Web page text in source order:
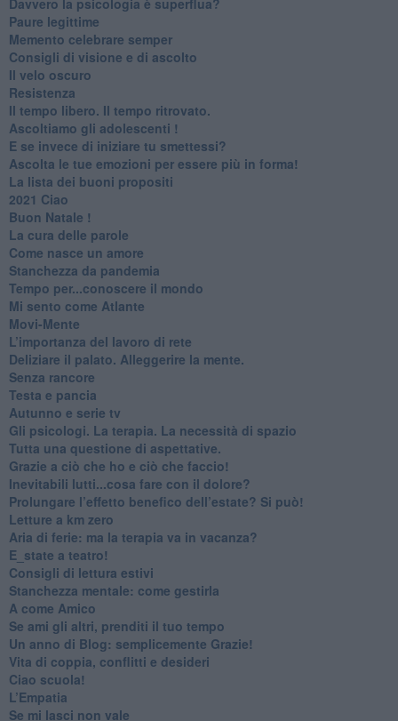
Paure legittime
​Memento celebrare semper
​Consigli di visione e di ascolto
​Il velo oscuro
Resistenza
​Il tempo libero. Il tempo ritrovato.
Ascoltiamo gli adolescenti !
​E se invece di iniziare tu smettessi?
​Ascolta le tue emozioni per essere più in forma!
​La lista dei buoni propositi
2021 Ciao
Buon Natale !
​La cura delle parole
​Come nasce un amore
Stanchezza da pandemia
​Tempo per...conoscere il mondo
​Mi sento come Atlante
​Movi-Mente
​L’importanza del lavoro di rete
​Deliziare il palato. Alleggerire la mente.
​Senza rancore
​Testa e pancia
​Autunno e serie tv
​Gli psicologi. La terapia. La necessità di spazio
​Tutta una questione di aspettative.
​Grazie a ciò che ho e ciò che faccio!
​Inevitabili lutti...cosa fare con il dolore?
Prolungare l’effetto benefico dell’estate? Si può!
​Letture a km zero
​Aria di ferie: ma la terapia va in vacanza?
​E_state a teatro!
​Consigli di lettura estivi
​Stanchezza mentale: come gestirla
​A come Amico
​Se ami gli altri, prenditi il tuo tempo
​Un anno di Blog: semplicemente Grazie!
​Vita di coppia, conflitti e desideri
​Ciao scuola!
​L’Empatia
​Se mi lasci non vale